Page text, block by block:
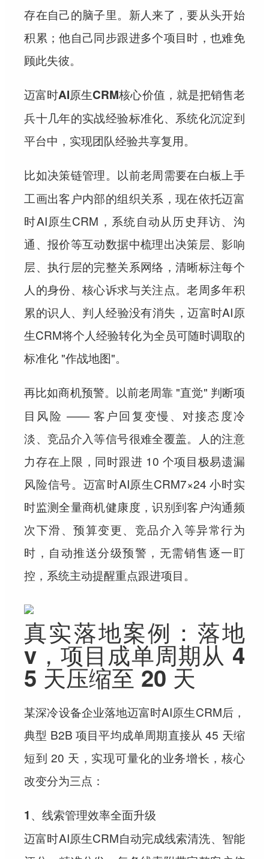
存在自己的脑子里。新人来了，要从头开始
积累；他自己同步跟进多个项目时，也难免
顾此失彼。
迈富时AI原生CRM核心价值 ，就是把销售老
兵十几年的实战经验标准化、系统化沉淀到
平台中，实现团队经验共享复用。
比如决策链管理。以前老周需要在白板上手
工画出客户内部的组织关系，现在依托迈富
时AI原生CRM，系统自动从历史拜访、沟
通、报价等互动数据中梳理出决策层、影响
层、执行层的完整关系网络，清晰标注每个
人的身份、核心诉求与关注点。老周多年积
累的识人、判人经验没有消失，迈富时AI原
生CRM将个人经验转化为全员可随时调取的
标准化 "作战地图"。
再比如商机预警。以前老周靠 "直觉" 判断项
目风险 —— 客户回复变慢、对接态度冷
淡、竞品介入等信号很难全覆盖。人的注意
力存在上限，同时跟进 10 个项目极易遗漏
风险信号。迈富时AI原生CRM7×24 小时实
时监测全量商机健康度，识别到客户沟通频
次下滑、预算变更、竞品介入等异常行为
时，自动推送分级预警，无需销售逐一盯
控，系统主动提醒重点跟进项目。
真实落地案例：落地
v，项目成单周期从 4
5 天压缩至 20 天
某深冷设备企业落地迈富时AI原生CRM后，
典型 B2B 项目平均成单周期直接从 45 天缩
短到 20 天，实现可量化的业务增长，核心
改变分为三点：
1、线索管理效率全面升级
迈富时AI原生CRM自动完成线索清洗、智能